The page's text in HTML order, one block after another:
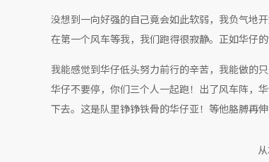
没想到一向好强的自己竟会如此软弱，我负气地
在第一个风车等我，我们跑得很寂静。正如华仔
我能感觉到华仔低头努力前行的辛苦，我能做的
华仔不要停，你们三个人一起跑！出了风车阵，
下去。这是队里铮铮铁骨的华仔亚！等他胳膊再